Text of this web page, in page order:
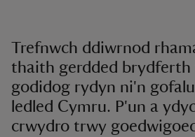
Trefnwch ddiwrnod
thaith gerdded brydferth
godidog rydyn ni'n
ledled Cymru. P'un a
crwydro trwy